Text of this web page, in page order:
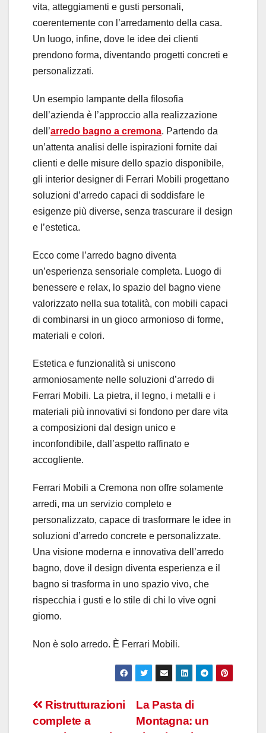
vita, atteggiamenti e gusti personali,
coerentemente con l’arredamento della casa.
Un luogo, infine, dove le idee dei clienti
prendono forma, diventando progetti concreti e
personalizzati.
Un esempio lampante della filosofia
dell’azienda è l’approccio alla realizzazione
dell’arredo bagno a cremona. Partendo da
un’attenta analisi delle ispirazioni fornite dai
clienti e delle misure dello spazio disponibile,
gli interior designer di Ferrari Mobili progettano
soluzioni d’arredo capaci di soddisfare le
esigenze più diverse, senza trascurare il design
e l’estetica.
Ecco come l’arredo bagno diventa
un’esperienza sensoriale completa. Luogo di
benessere e relax, lo spazio del bagno viene
valorizzato nella sua totalità, con mobili capaci
di combinarsi in un gioco armonioso di forme,
materiali e colori.
Estetica e funzionalità si uniscono
armoniosamente nelle soluzioni d’arredo di
Ferrari Mobili. La pietra, il legno, i metalli e i
materiali più innovativi si fondono per dare vita
a composizioni dal design unico e
inconfondibile, dall’aspetto raffinato e
accogliente.
Ferrari Mobili a Cremona non offre solamente
arredi, ma un servizio completo e
personalizzato, capace di trasformare le idee in
soluzioni d’arredo concrete e personalizzate.
Una visione moderna e innovativa dell’arredo
bagno, dove il design diventa esperienza e il
bagno si trasforma in uno spazio vivo, che
rispecchia i gusti e lo stile di chi lo vive ogni
giorno.
Non è solo arredo. È Ferrari Mobili.
NavigazioneLa Pasta di
Montagna: un
Ristrutturazioni
complete a